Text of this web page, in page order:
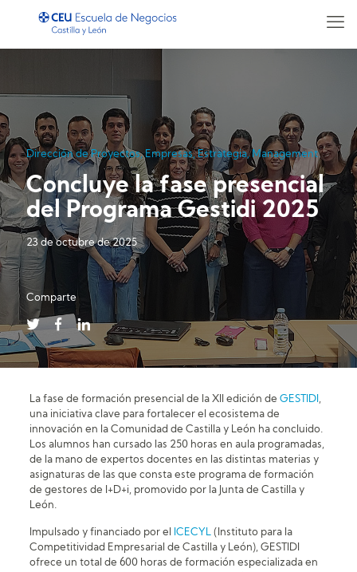
Dirección de Proyectos,Empresas,Estrategia,Management
Concluye la fase presencial
del Programa Gestidi 2025
23 de octubre de 2025
Comparte
La fase de formación presencial de la XII edición de GESTIDI ,
una iniciativa clave para fortalecer el ecosistema de
innovación en la Comunidad de Castilla y León ha concluido.
Los alumnos han cursado las 250 horas en aula programadas,
de la mano de expertos docentes en las distintas materias y
asignaturas de las que consta este programa de formación
de gestores de I+D+i, promovido por la Junta de Castilla y
León.
Impulsado y financiado por el ICECYL(Instituto para la
Competitividad Empresarial de Castilla y León), GESTIDI
ofrece un total de 600 horas de formación especializada en